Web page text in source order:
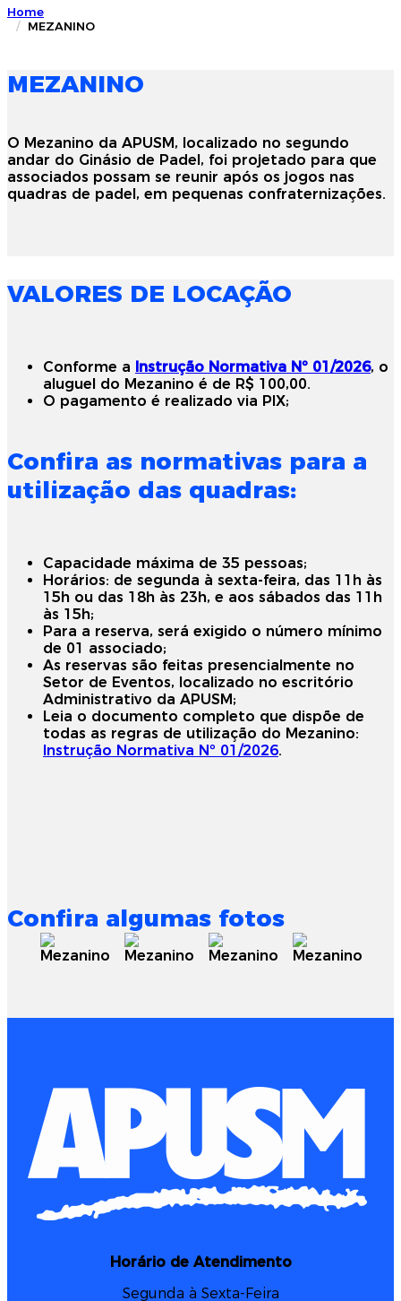
Home
MEZANINO
MEZANINO
O Mezanino da APUSM, localizado no segundo
andar do Ginásio de Padel, foi projetado para que
associados possam se reunir após os jogos nas
quadras de padel, em pequenas confraternizações.
VALORES DE LOCAÇÃO
Conforme a Instrução Normativa Nº 01/2026, o
aluguel do Mezanino é de R$ 100,00.
O pagamento é realizado via PIX;
Confira as normativas para a
utilização das quadras:
Capacidade máxima de 35 pessoas;
Horários: de segunda à sexta-feira, das 11h às
15h ou das 18h às 23h, e aos sábados das 11h
às 15h;
Para a reserva, será exigido o número mínimo
de 01 associado;
As reservas são feitas presencialmente no
Setor de Eventos, localizado no escritório
Administrativo da APUSM;
Leia o documento completo que dispõe de
todas as regras de utilização do Mezanino:
Instrução Normativa Nº 01/2026.
Confira algumas fotos
Horário de Atendimento
Segunda à Sexta-Feira